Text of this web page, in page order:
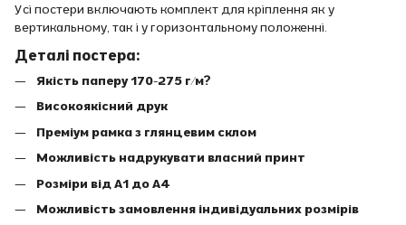
Усі постери включають комплект для кріплення як у
вертикальному, так і у горизонтальному положенні.
Деталі постера:
Якість паперу 170-275 г/м?
Високоякісний друк
Преміум рамка з глянцевим склом
Можливість надрукувати власний принт
Розміри від A1 до A4
Можливість замовлення індивідуальних розмірів